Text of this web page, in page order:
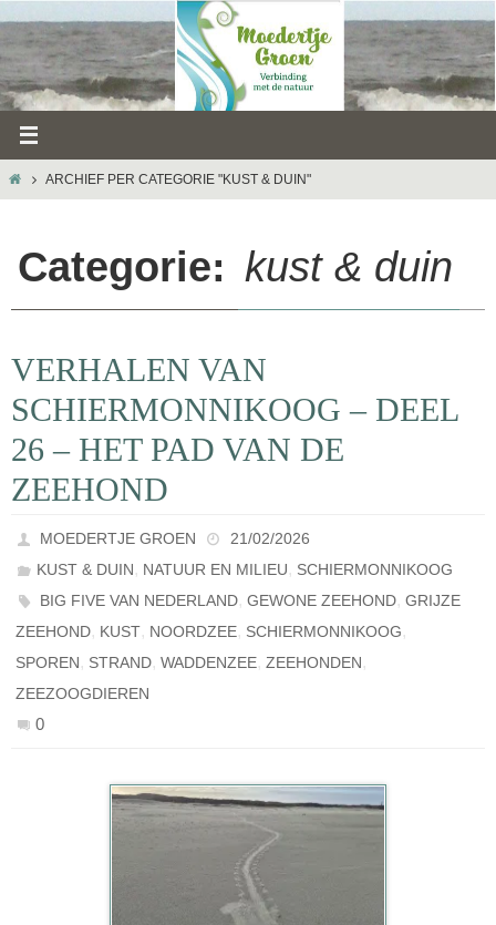
naar
inhoud
HOMEARCHIEF PER CATEGORIE "KUST & DUIN"
Categorie: kust & duin
VERHALEN VAN
SCHIERMONNIKOOG – DEEL
26 – HET PAD VAN DE
ZEEHOND
MOEDERTJE GROEN
21/02/2026
KUST & DUIN, NATUUR EN MILIEU, SCHIERMONNIKOOG
BIG FIVE VAN NEDERLAND,GEWONE ZEEHOND,GRIJZE
ZEEHOND, KUST, NOORDZEE, SCHIERMONNIKOOG,
SPOREN, STRAND, WADDENZEE, ZEEHONDEN,
ZEEZOOGDIEREN
0